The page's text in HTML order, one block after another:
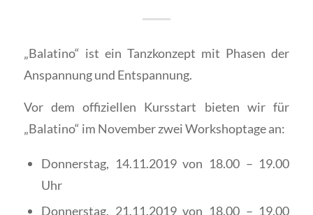
„Balatino“ ist ein Tanzkonzept mit Phasen der
Anspannung und Entspannung.
Vor dem offiziellen Kursstart bieten wir für
„Balatino“ im November zwei Workshoptage an:
Donnerstag, 14.11.2019 von 18.00 – 19.00
Uhr
Donnerstag, 21.11.2019 von 18.00 – 19.00